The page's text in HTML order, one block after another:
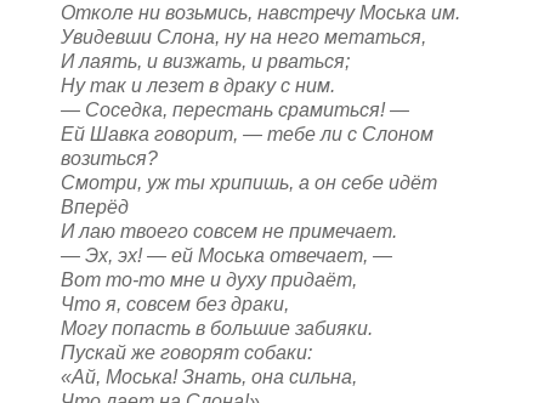
Отколе ни возьмись, навстречу Моська им.
Увидевши Слона, ну на него метаться,
И лаять, и визжать, и рваться;
Ну так и лезет в драку с ним.
— Соседка, перестань срамиться! —
Ей Шавка говорит, — тебе ли с Слоном
возиться?
Смотри, уж ты хрипишь, а он себе идёт
Вперёд
И лаю твоего совсем не примечает.
— Эх, эх! — ей Моська отвечает, —
Вот то-то мне и духу придаёт,
Что я, совсем без драки,
Могу попасть в большие забияки.
Пускай же говорят собаки:
«Ай, Моська! Знать, она сильна,